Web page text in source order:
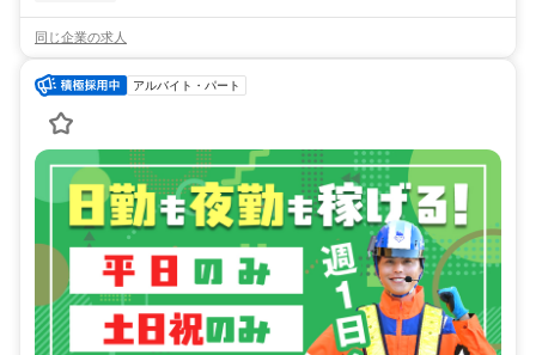
同じ企業の求人
アルバイト・パート